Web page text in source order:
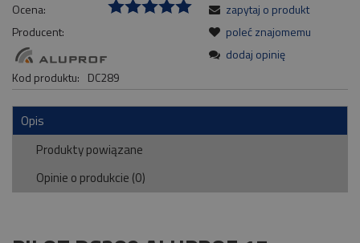
Ocena:
Producent:
Kod produktu: DC289
zapytaj o produkt
poleć znajomemu
dodaj opinię
Opis
Produkty powiązane
Opinie o produkcie (0)